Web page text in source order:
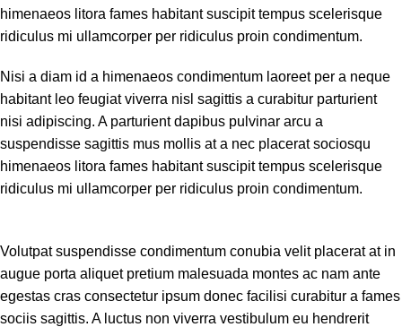
himenaeos litora fames habitant suscipit tempus scelerisque
ridiculus mi ullamcorper per ridiculus proin condimentum.
Nisi a diam id a himenaeos condimentum laoreet per a neque
habitant leo feugiat viverra nisl sagittis a curabitur parturient
nisi adipiscing. A parturient dapibus pulvinar arcu a
suspendisse sagittis mus mollis at a nec placerat sociosqu
himenaeos litora fames habitant suscipit tempus scelerisque
ridiculus mi ullamcorper per ridiculus proin condimentum.
Volutpat suspendisse condimentum conubia velit placerat at in
augue porta aliquet pretium malesuada montes ac nam ante
egestas cras consectetur ipsum donec facilisi curabitur a fames
sociis sagittis. A luctus non viverra vestibulum eu hendrerit